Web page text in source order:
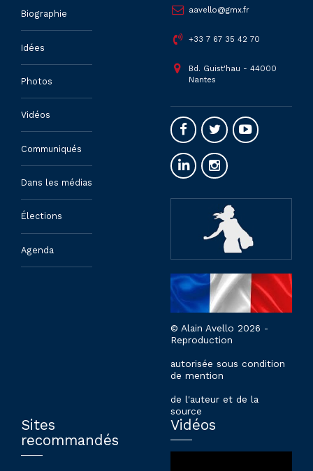
Biographie
Idées
Photos
Vidéos
Communiqués
Dans les médias
Élections
Agenda
aavello@gmx.fr
+33 7 67 35 42 70
Bd. Guist'hau - 44000
Nantes
© Alain Avello 2026 -
Reproduction
autorisée sous condition
de mention
de l'auteur et de la
source
Sites
recommandés
Vidéos